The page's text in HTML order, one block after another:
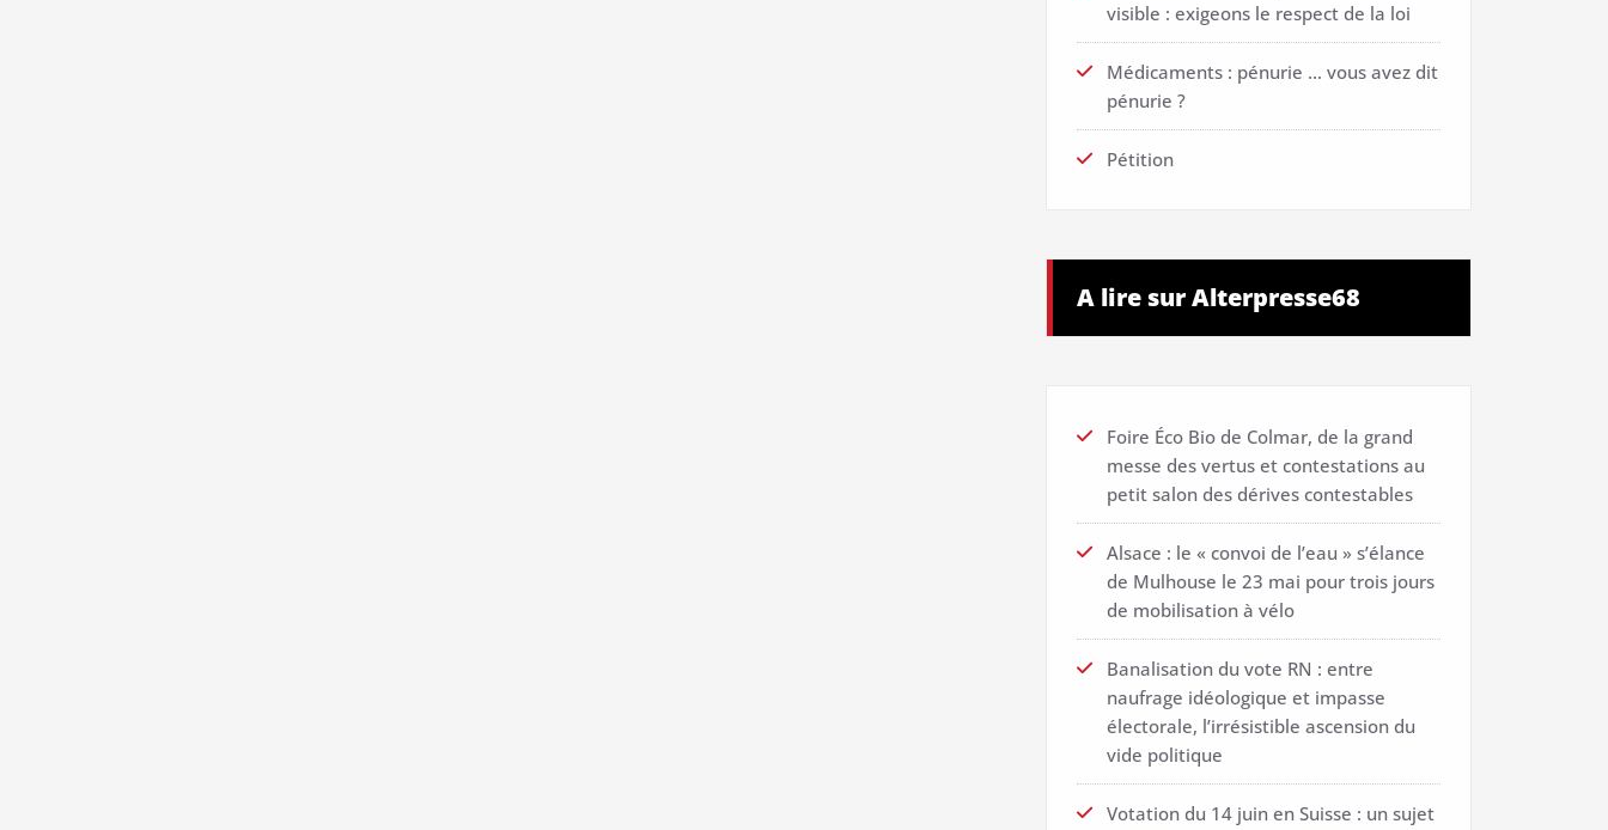
visible : exigeons le respect de la loi
Médicaments : pénurie … vous avez dit
pénurie ?
Pétition
A lire sur Alterpresse68
Foire Éco Bio de Colmar, de la grand
messe des vertus et contestations au
petit salon des dérives contestables
Alsace : le « convoi de l’eau » s’élance
de Mulhouse le 23 mai pour trois jours
de mobilisation à vélo
Banalisation du vote RN : entre
naufrage idéologique et impasse
électorale, l’irrésistible ascension du
vide politique
Votation du 14 juin en Suisse : un sujet